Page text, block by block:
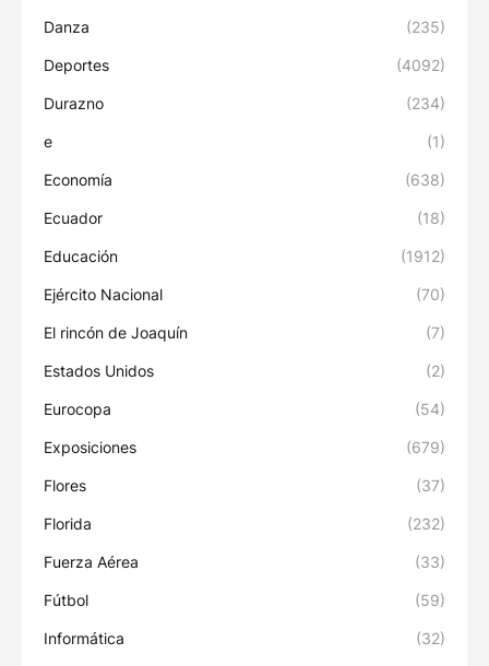
Danza (235)
Deportes (4092)
Durazno (234)
e (1)
Economía (638)
Ecuador (18)
Educación (1912)
Ejército Nacional (70)
El rincón de Joaquín (7)
Estados Unidos (2)
Eurocopa (54)
Exposiciones (679)
Flores (37)
Florida (232)
Fuerza Aérea (33)
Fútbol (59)
Informática (32)